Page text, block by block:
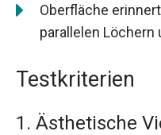
Oberfläche
parallelen Löchern
Testkriterien
1. Ästhetische